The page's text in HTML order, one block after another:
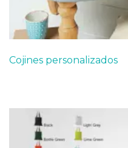
Cojines personalizados